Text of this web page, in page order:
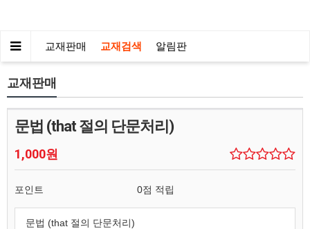
교재판매 교재검색 알림판
교재판매
문법 (that 절의 단문처리)
1,000원
포인트 0점 적립
문법 (that 절의 단문처리)